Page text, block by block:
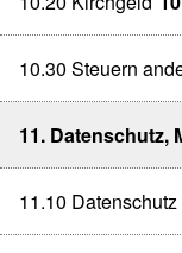
10.30 Steuern
11. Datenschutz,
11.10 Datenschutz